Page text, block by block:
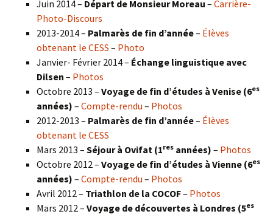
Juin 2014 – Départ de Monsieur Moreau – Carrière-
Photo-Discours
2013-2014 – Palmarès de fin d’année– Élèves
obtenant le CESS – Photo
Janvier- Février 2014 – Échange linguistique avec
Dilsen – Photos
Octobre 2013 – Voyage de fin d’études à Venise (6es
années) – Compte-rendu – Photos
2012-2013 – Palmarès de fin d’année– Élèves
obtenant le CESS
Mars 2013 – Séjour à Ovifat (1res années) – Photos
Octobre 2012 – Voyage de fin d’études à Vienne (6es
années) – Compte-rendu – Photos
Avril 2012 – Triathlon de la COCOF– Photos
Mars 2012 – Voyage de découvertes à Londres (5es